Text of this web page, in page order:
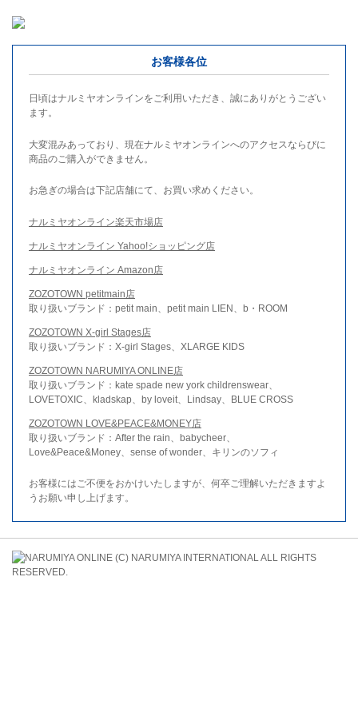
お客様各位
日頃はナルミヤオンラインをご利用いただき、誠にありがとうござい
ます。
大変混みあっており、現在ナルミヤオンラインへのアクセスならびに
商品のご購入ができません。
お急ぎの場合は下記店舗にて、お買い求めください。
ナルミヤオンライン楽天市場店
ナルミヤオンライン Yahoo!ショッピング店
ナルミヤオンライン Amazon店
ZOZOTOWN petitmain店
取り扱いブランド：petit main、petit main LIEN、b・ROOM
ZOZOTOWN X-girl Stages店
取り扱いブランド：X-girl Stages、XLARGE KIDS
ZOZOTOWN NARUMIYA ONLINE店
取り扱いブランド：kate spade new york childrenswear、
LOVETOXIC、kladskap、by loveit、Lindsay、BLUE CROSS
ZOZOTOWN LOVE&PEACE&MONEY店
取り扱いブランド：After the rain、babycheer、
Love&Peace&Money、sense of wonder、キリンのソフィ
お客様にはご不便をおかけいたしますが、何卒ご理解いただきますよ
うお願い申し上げます。